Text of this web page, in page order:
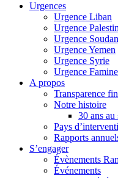
Urgences
Urgence Liban
Urgence
Urgence Soudan
Urgence Yemen
Urgence Syrie
Urgence Famine
A propos
Transparence
Notre histoire
30 ans au
Pays
Rapports
S’engager
Évènements
Événements